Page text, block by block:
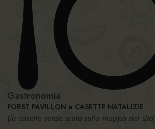
Gastronomia
FORST PAVILLON e CASETTE NATALIZIE
(le casette verde scuro sulla mappa del sito)